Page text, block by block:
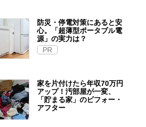
防災・停電対策にあると安
心。「超薄型ポータブル電
源」の実力は？​
PR
家を片付けたら年収70万円
アップ！汚部屋が一変、
「貯まる家」のビフォー・
アフター